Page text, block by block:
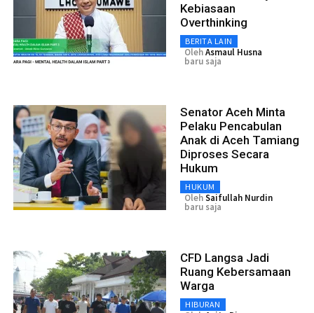
Kebiasaan
Overthinking
BERITA LAIN
OlehAsmaul Husna
baru saja
Senator Aceh Minta
Pelaku Pencabulan
Anak di Aceh Tamiang
Diproses Secara
Hukum
HUKUM
OlehSaifullah Nurdin
baru saja
CFD Langsa Jadi
Ruang Kebersamaan
Warga
HIBURAN